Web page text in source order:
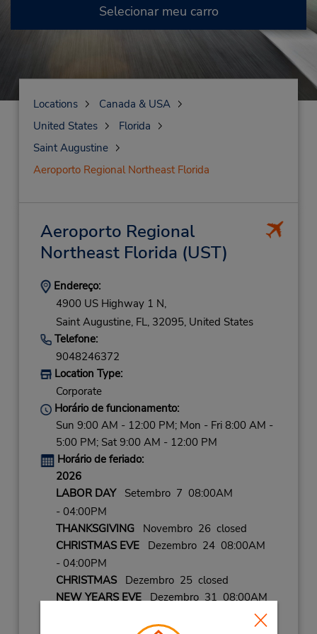
Selecionar meu carro
Locations
Canada & USA
United States
Florida
Saint Augustine
Aeroporto Regional Northeast Florida
Aeroporto Regional
Northeast Florida (UST)
Endereço:
4900 US Highway 1 N,
Saint Augustine, FL, 32095, United States
Telefone:
9048246372
Location Type:
Corporate
Horário de funcionamento:
Sun 9:00 AM - 12:00 PM; Mon - Fri 8:00 AM -
5:00 PM; Sat 9:00 AM - 12:00 PM
Horário de feriado:
2026
LABOR DAYSetembro 7 08:00AM
- 04:00PM
THANKSGIVINGNovembro 26 closed
CHRISTMAS EVEDezembro 24 08:00AM
- 04:00PM
CHRISTMASDezembro 25 closed
NEW YEARS EVEDezembro 31 08:00AM